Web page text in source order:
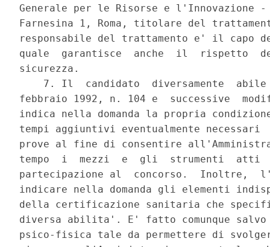
Generale per le Risorse e
Farnesina 1, Roma, titolare del
responsabile del trattamento e' il
quale  garantisce  anche  il  rispetto
sicurezza.
7. Il  candidato  diversamente
febbraio 1992, n. 104 e  successive
indica nella domanda la propria
tempi aggiuntivi eventualmente
prove al fine di consentire
tempo  i  mezzi  e  gli  strumenti  atti
partecipazione al  concorso.  Inoltre,
indicare nella domanda gli elementi
della certificazione sanitaria che
diversa abilita'. E' fatto comunque
psico-fisica tale da permettere di